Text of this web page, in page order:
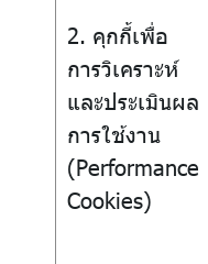
2. คุกกี้เพื่อ
การวิเคราะห์
และประเมินผล
การใช้งาน
(Performance
Cookies)